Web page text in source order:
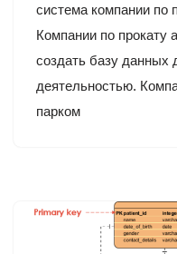
система компании по
Компании по прокату
создать базу данных
деятельностью.
парком